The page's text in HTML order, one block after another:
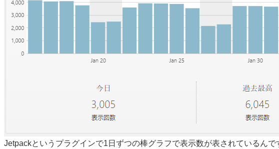
Jetpackというプラグインで1日ずつの棒グラフで表示数が表されているん